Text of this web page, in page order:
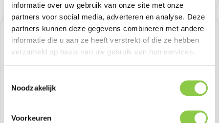
informatie over uw gebruik van onze site met onze
partners voor social media, adverteren en analyse. Deze
partners kunnen deze gegevens combineren met andere
informatie die u aan ze heeft verstrekt of die ze hebben
verzameld op basis van uw gebruik van hun services.
Noodzakelijk
Voorkeuren
Verkoopprijs:
€ 20,65 %
Normale prijs:
€ 20,65 (0.01% bespaard)
Prijzen excl. BTW
Producthoeveelheid: Voer de
Productnummer: